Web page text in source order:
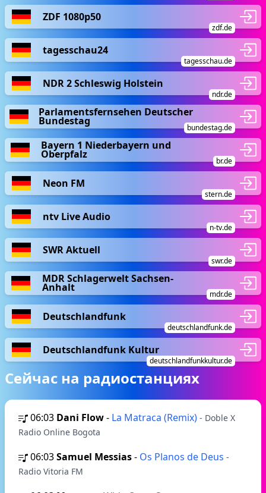
ZDF 1080p50
zdf.de
tagesschau24
tagesschau.de
NDR 2 Schleswig Holstein
ndr.de
Parlamentsfernsehen Deutscher
Bundestag
bundestag.de
Bayern 1 Niederbayern und
Oberpfalz
br.de
Neon FM
stern.de
ntv Live Audio
n-tv.de
SWR Aktuell
swr.de
MDR Schlagerwelt Sachsen-
Anhalt
mdr.de
Deutschlandfunk
deutschlandfunk.de
Deutschlandfunk Kultur
deutschlandfunkkultur.de
Сейчас на радиостанциях
06:03 Dani Flow- La Matraca (Remix) - Doble X
Radio Online Bogota
06:03Samuel Messias- Os Planos de Deus -
Radio Vitoria FM